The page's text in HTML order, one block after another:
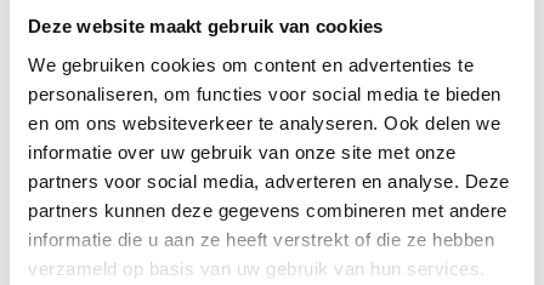
Deze website maakt gebruik van cookies
We gebruiken cookies om content en advertenties te
personaliseren, om functies voor social media te bieden
en om ons websiteverkeer te analyseren. Ook delen we
informatie over uw gebruik van onze site met onze
partners voor social media, adverteren en analyse. Deze
partners kunnen deze gegevens combineren met andere
informatie die u aan ze heeft verstrekt of die ze hebben
verzameld op basis van uw gebruik van hun services.
een vrijetijdsbudget van 150 euro voor een
leuke activiteit!
Wat neem je mee?
Een diploma hbo of mbo verpleegkundige met
BIG-registratie.
Je hebt affiniteit met de palliatieve zorg. Heb